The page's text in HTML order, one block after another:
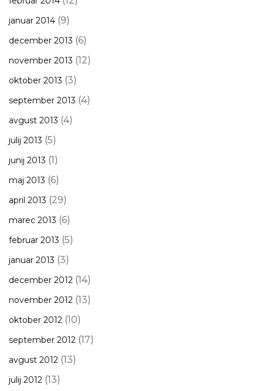
januar 2014 (9)
december 2013 (6)
november 2013 (12)
oktober 2013 (3)
september 2013 (4)
avgust 2013 (4)
julij 2013 (5)
junij 2013 (1)
maj 2013 (6)
april 2013 (29)
marec 2013 (6)
februar 2013 (5)
januar 2013 (3)
december 2012 (14)
november 2012 (13)
oktober 2012 (10)
september 2012 (17)
avgust 2012 (13)
julij 2012 (13)